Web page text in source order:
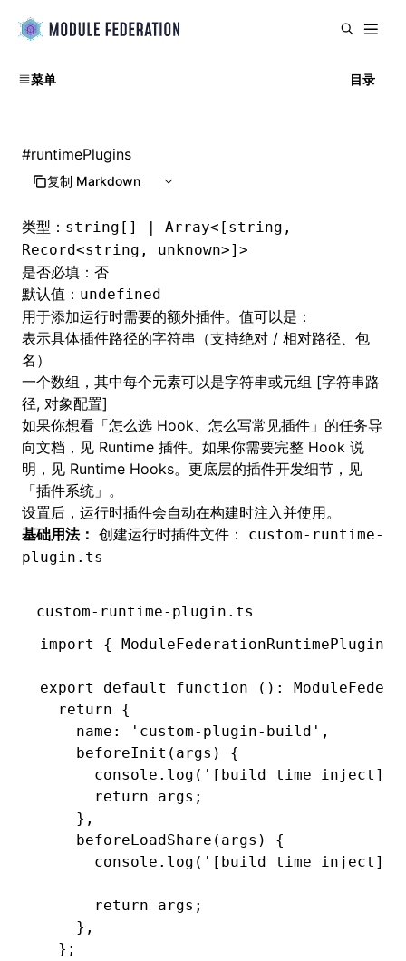
菜单 目录
#runtimePlugins
复制 Markdown
类型： string[] | Array<[string,
Record<string, unknown>]>
是否必填：否
默认值： undefined
用于添加运行时需要的额外插件。值可以是：
表示具体插件路径的字符串（支持绝对 / 相对路径、包
名）
一个数组，其中每个元素可以是字符串或元组 [字符串路
径, 对象配置]
如果你想看「怎么选 Hook、怎么写常见插件」的任务导
向文档，见 Runtime 插件。如果你需要完整 Hook 说
明，见 Runtime Hooks。更底层的插件开发细节，见
「插件系统 」。
设置后，运行时插件会自动在构建时注入并使用。
基础用法： 创建运行时插件文件： custom-runtime-
plugin.ts
custom-runtime-plugin.ts
import
{ ModuleFederationRuntimePlugin
export default function () :
  return
{
    name
: 'custom-plugin-build' ,
    beforeInit
(args) {
      console
.log ( '[build time inject]
      return
args;
    }
,
    beforeLoadShare
(args) {
      console
.log ( '[build time inject]
      return
args;
    }
,
  };